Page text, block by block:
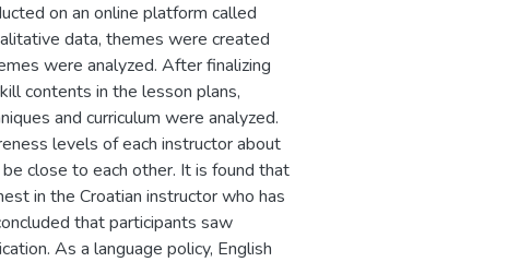
on an online platform called
data, themes were created
were analyzed. After finalizing
contents in the lesson plans,
and curriculum were analyzed.
levels of each instructor about
close to each other. It is found that
in the Croatian instructor who has
that participants saw
As a language policy, English